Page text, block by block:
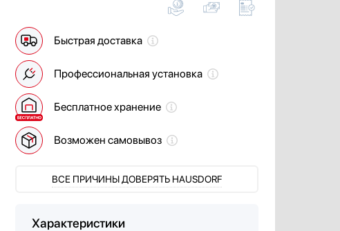
Быстрая доставка
Профессиональная установка
Бесплатное хранение
Возможен самовывоз
ВСЕ ПРИЧИНЫ ДОВЕРЯТЬ HAUSDORF
Характеристики